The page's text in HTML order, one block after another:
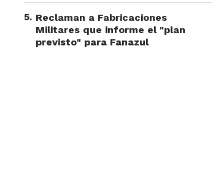
5. Reclaman a Fabricaciones
Militares que informe el "plan
previsto" para Fanazul